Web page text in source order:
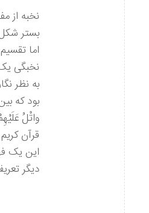
نخبه از
بستر شکل
اما
نخبگی
به نظر
بود که
واتْلُ
قرآن
این یک
دیگر